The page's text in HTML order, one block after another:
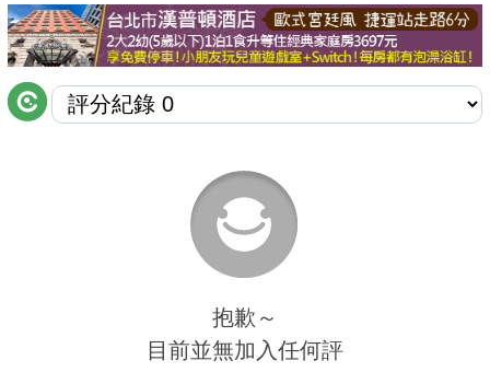
討論區
聯絡我們
抱歉～
目前並無加入任何評